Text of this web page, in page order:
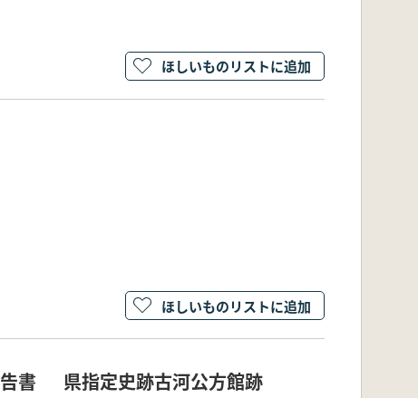
ほしいものリストに追加
ほしいものリストに追加
告書 県指定史跡古河公方館跡